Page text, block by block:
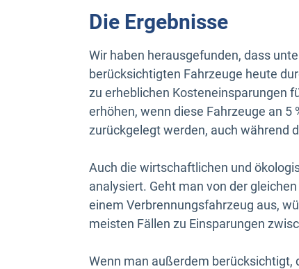
Die Ergebnisse
Wir haben herausgefunden, dass
berücksichtigten Fahrzeuge heute
zu erheblichen Kosteneinsparungen
erhöhen, wenn diese Fahrzeuge an 5
zurückgelegt werden, auch während
Auch die wirtschaftlichen und
analysiert. Geht man von der
einem Verbrennungsfahrzeug aus,
meisten Fällen zu Einsparungen
Wenn man außerdem berücksichtigt,